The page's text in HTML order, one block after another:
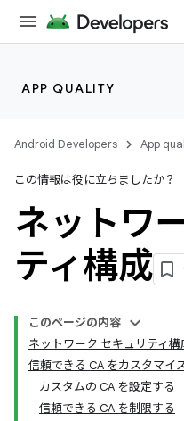
APP QUALITY
Android Developers App
この情報は役に立ちましたか？
ネットワ
ティ構成
このページの内容
ネットワーク セキュリティ
信頼できる CA をカスタマイ
カスタムの CA を設定する
信頼できる CA を制限する